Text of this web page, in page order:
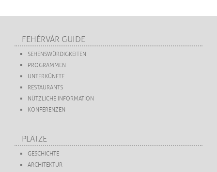
FEHÉRVÁR GUIDE
SEHENSWÜRDIGKEITEN
PROGRAMMEN
UNTERKÜNFTE
RESTAURANTS
NÜTZLICHE INFORMATION
KONFERENZEN
PLÄTZE
GESCHICHTE
ARCHITEKTUR